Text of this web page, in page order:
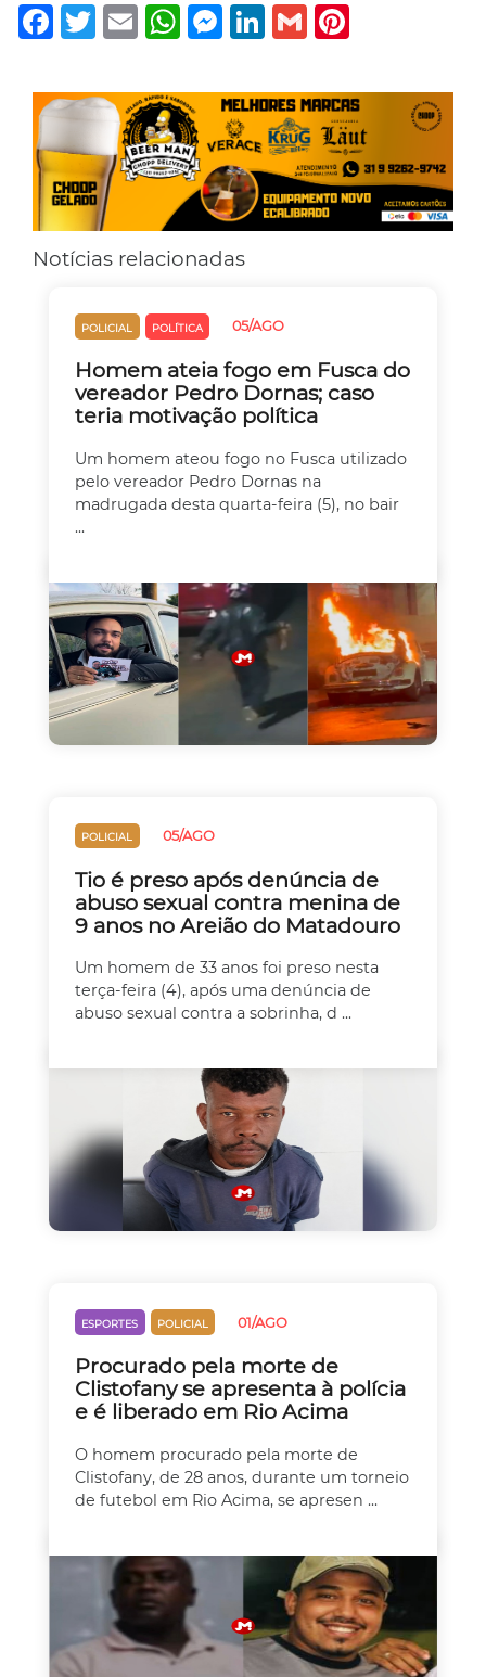
Facebook
TwitterEmail WhatsAppMessenger
LinkedIn
Gmail
Notícias relacionadas
POLICIAL POLÍTICA 05/AGO
Homem ateia fogo em Fusca do
vereador Pedro Dornas; caso
teria motivação política
Um homem ateou fogo no Fusca utilizado
pelo vereador Pedro Dornas na
madrugada desta quarta-feira (5), no bair
...
POLICIAL 05/AGO
Tio é preso após denúncia de
abuso sexual contra menina de
9 anos no Areião do Matadouro
Um homem de 33 anos foi preso nesta
terça-feira (4), após uma denúncia de
abuso sexual contra a sobrinha, d ...
ESPORTES POLICIAL 01/AGO
Procurado pela morte de
Clistofany se apresenta à polícia
e é liberado em Rio Acima
O homem procurado pela morte de
Clistofany, de 28 anos, durante um torneio
de futebol em Rio Acima, se apresen ...